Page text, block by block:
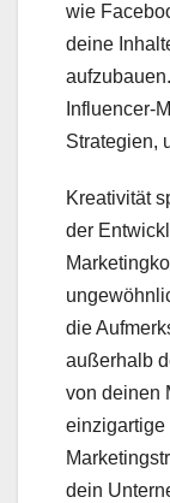
wie
deine
Influencer-
Strategien,
Kreativität
der
die
außerhalb
von deinen
einzigartige
dein